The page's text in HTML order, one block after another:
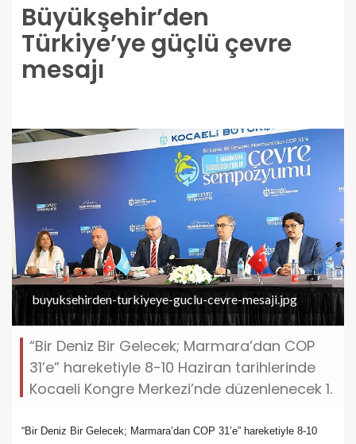
Büyükşehir’den
Türkiye’ye güçlü çevre
mesajı
buyuksehirden-turkiyeye-guclu-cevre-mesaji.jpg
“Bir Deniz Bir Gelecek; Marmara’dan COP
31’e” hareketiyle 8-10 Haziran tarihlerinde
Kocaeli Kongre Merkezi’nde düzenlenecek 1.
“Bir Deniz Bir Gelecek; Marmara’dan COP 31’e” hareketiyle 8-10